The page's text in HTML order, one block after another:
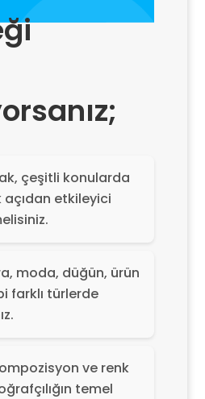
çeşitli konularda
açıdan etkileyici
moda, düğün, ürün
farklı türlerde
ve renk
temel